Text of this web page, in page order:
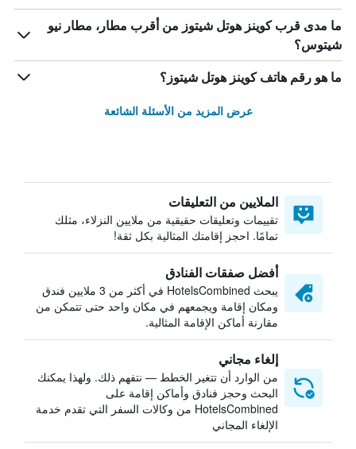
ما مدى قرب كوينز هوتل شيتوز من أقرب مطار، مطار نيو
شيتوس؟
ما هو رقم هاتف كوينز هوتل شيتوز؟
عرض المزيد من الأسئلة الشائعة
الملايين من التعليقات
تقييمات وتعليقات حقيقية من ملايين النزلاء، مثلك
تمامًا. احجز إقامتك المثالية بكل ثقة!
أفضل صفقات الفنادق
يبحث HotelsCombined في أكثر من 3 ملايين فندق
ومكان إقامة ويجمعهم في مكان واحد حتى تتمكن من
مقارنة أماكن الإقامة المثالية.
إلغاء مجاني
من الوارد أن تتغير الخطط — نتفهم ذلك. ولهذا يمكنك
البحث وحجز فنادق وأماكن إقامة على
HotelsCombined من وكالات السفر التي تقدم خدمة
الإلغاء المجاني